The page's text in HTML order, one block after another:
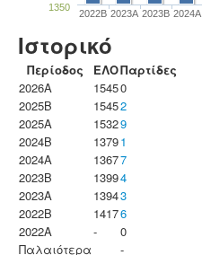
2022B 2023Α 2023B 2024A
1350
Ιστορικό
Περίοδος ΕΛΟΠαρτίδες
2026A
15450
2025B
15452
2025A
15329
2024B
13791
2024A
13677
2023B
13994
2023Α
13943
2022B
14176
2022A
-
0
Παλαιότερα
-